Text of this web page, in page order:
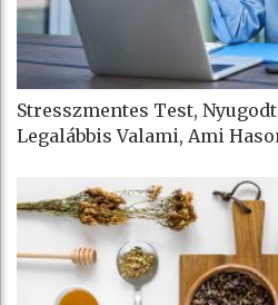
Stresszmentes Test,
Legalábbis Valami, Ami